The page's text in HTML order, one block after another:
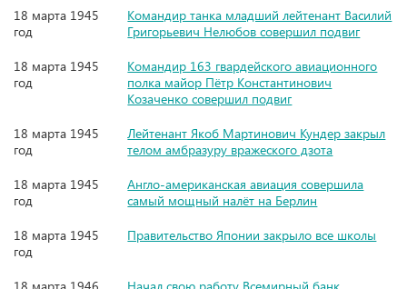
18 марта 1945
год
Командир танка младший лейтенант Василий
Григорьевич Нелюбов совершил подвиг
18 марта 1945
год
Командир 163 гвардейского авиационного
полка майор Пётр Константинович
Козаченко совершил подвиг
18 марта 1945
год
Лейтенант Якоб Мартинович Кундер закрыл
телом амбразуру вражеского дзота
18 марта 1945
год
Англо-американская авиация совершила
самый мощный налёт на Берлин
18 марта 1945
год
Правительство Японии закрыло все школы